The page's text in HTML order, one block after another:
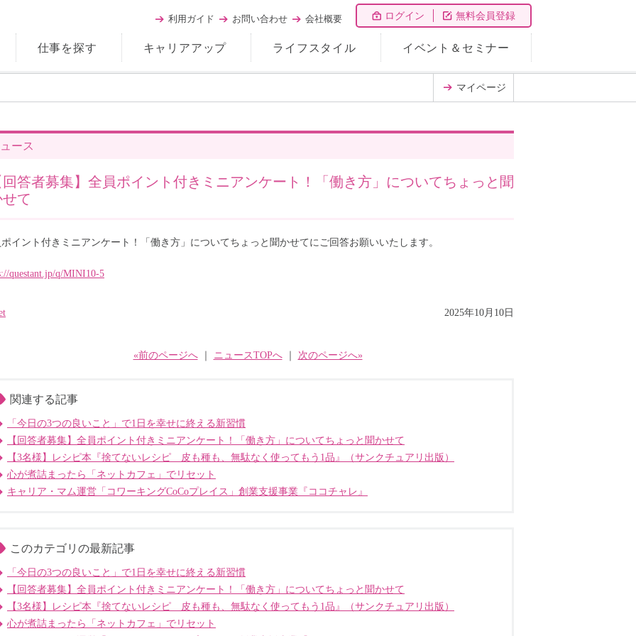
ログイン 無料会員登録
仕事を探す キャリアアップ ライフスタイル イベント＆セミナー
利用ガイド お問い合わせ 会社概要
マイページ
ース
回答者募集】全員ポイント付きミニアンケート！「働き方」についてちょっと聞
て
イント付きミニアンケート！「働き方」についてちょっと聞かせてにご回答お願いいたします。
questant.jp/q/MINI10-5
2025年10月10日
«前のページへ｜ ニュースTOPへ｜ 次のページへ»
関連する記事
「今日の3つの良いこと」で1日を幸せに終える新習慣
【回答者募集】全員ポイント付きミニアンケート！「働き方」についてちょっと聞かせて
【3名様】レシピ本『捨てないレシピ 皮も種も、無駄なく使ってもう1品』（サンクチュアリ出版）
心が煮詰まったら「ネットカフェ」でリセット
キャリア・マム運営「コワーキングCoCoプレイス」創業支援事業『ココチャレ』
このカテゴリの最新記事
「今日の3つの良いこと」で1日を幸せに終える新習慣
【回答者募集】全員ポイント付きミニアンケート！「働き方」についてちょっと聞かせて
【3名様】レシピ本『捨てないレシピ 皮も種も、無駄なく使ってもう1品』（サンクチュアリ出版）
心が煮詰まったら「ネットカフェ」でリセット